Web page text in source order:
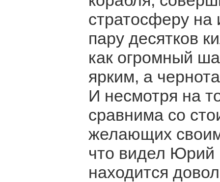
стратосферу
пару десятков
как огромный
ярким, а
И несмотря на
сравнима со
желающих
что видел Юрий
находится